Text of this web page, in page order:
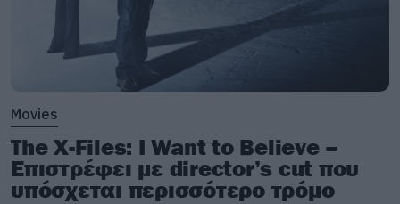
Movies
The X-Files: I Want to Believe –
Επιστρέφει με director’s cut που
υπόσχεται περισσότερο τρόμο